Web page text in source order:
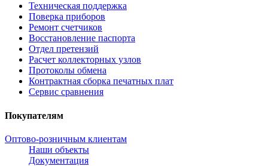
Техническая поддержка
Поверка приборов
Ремонт счетчиков
Восстановление паспорта
Отдел претензий
Расчет коллекторных узлов
Протоколы обмена
Контрактная сборка печатных плат
Сервис сравнения
Покупателям
Оптово-розничным клиентам
Наши объекты
Документация